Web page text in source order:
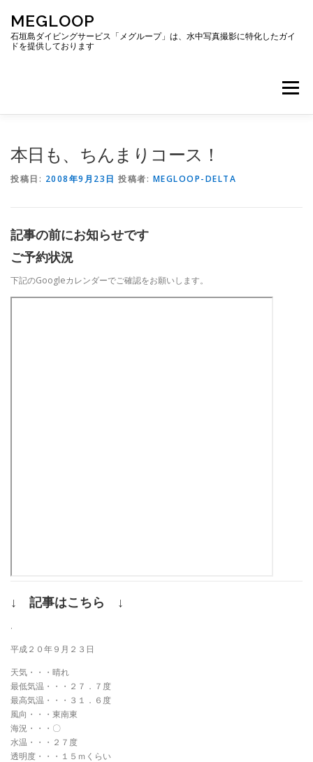
ッ
MEGLOOP
石垣島ダイビングサービス「メグループ」は、水中写真撮影に特化したガイ
ドを提供しております
メニュー
本日も、ちんまりコース！
投稿日: 2008年9月23日 投稿者: MEGLOOP-DELTA
記事の前にお知らせです
ご予約状況
下記のGoogleカレンダーでご確認をお願いします。
↓ 記事はこちら ↓
.
平成２０年９月２３日
天気・・・晴れ
最低気温・・・２７．７度
最高気温・・・３１．６度
風向・・・東南東
海況・・・〇
水温・・・２７度
透明度・・・１５ｍくらい